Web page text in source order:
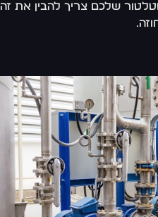
שלכם צריך להבין את זה